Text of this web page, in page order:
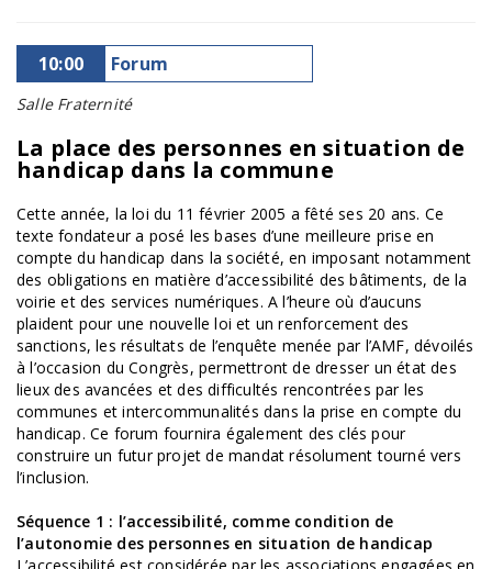
10:00 Forum
Salle Fraternité
La place des personnes en situation de
handicap dans la commune
Cette année, la loi du 11 février 2005 a fêté ses 20 ans. Ce
texte fondateur a posé les bases d’une meilleure prise en
compte du handicap dans la société, en imposant notamment
des obligations en matière d’accessibilité des bâtiments, de la
voirie et des services numériques. A l’heure où d’aucuns
plaident pour une nouvelle loi et un renforcement des
sanctions, les résultats de l’enquête menée par l’AMF, dévoilés
à l’occasion du Congrès, permettront de dresser un état des
lieux des avancées et des difficultés rencontrées par les
communes et intercommunalités dans la prise en compte du
handicap. Ce forum fournira également des clés pour
construire un futur projet de mandat résolument tourné vers
l’inclusion.
Séquence 1 : l’accessibilité, comme condition de
l’autonomie des personnes en situation de handicap